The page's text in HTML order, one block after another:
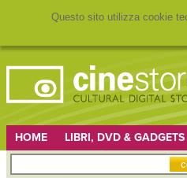
Questo sito utilizza cookie
HOME LIBRI, DVD & GADGETS